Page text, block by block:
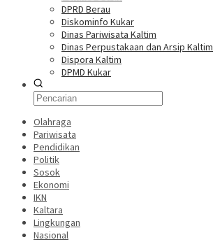
DPRD Berau
Diskominfo Kukar
Dinas Pariwisata Kaltim
Dinas Perpustakaan dan Arsip Kaltim
Dispora Kaltim
DPMD Kukar
Olahraga
Pariwisata
Pendidikan
Politik
Sosok
Ekonomi
IKN
Kaltara
Lingkungan
Nasional